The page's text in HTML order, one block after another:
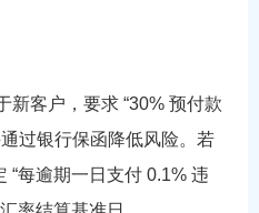
新客户，要求 “30% 预付款
过银行保函降低风险。若
“每逾期一日支付 0.1% 违